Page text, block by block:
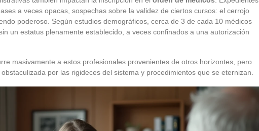
a veces opacas, sospechas sobre la validez de ciertos cursos: el cerrojo
poderoso. Según estudios demográficos, cerca de 3 de cada 10 médicos
un estatus plenamente establecido, a veces confinados a una autorización
masivamente a estos profesionales provenientes de otros horizontes, pero
por las rigideces del sistema y procedimientos que se eternizan.